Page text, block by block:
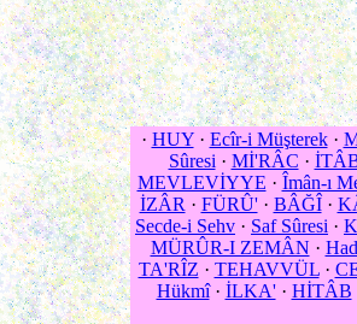
· HUY· Ecîr-i Müşterek·
Sûresi · Mİ'RÂC ·
MEVLEVİYYE · Îmân-ı
İZÂR · FÜRÛ'· BÂĞÎ·
Secde-i Sehv · Saf Sûresi ·
MÜRÛR-I ZEMÂN ·
TA'RÎZ · TEHAVVÜL·
Hükmî· İLKA'· HİTÂB